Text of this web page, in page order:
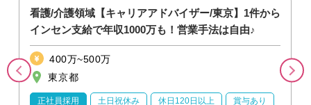
看護/介護領域【キャリアアドバイザー/東京】1件から
インセン支給で年収1000万も！営業手法は自由♪
400万~500万
東京都
正社員採用 土日祝休み 休日120日以上 賞与あり